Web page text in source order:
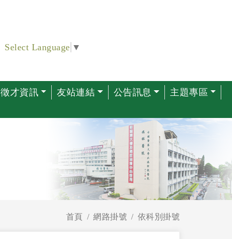
Select Language ▼
徵才資訊 友站連結 公告訊息
主題專區
首頁 網路掛號 依科別掛號